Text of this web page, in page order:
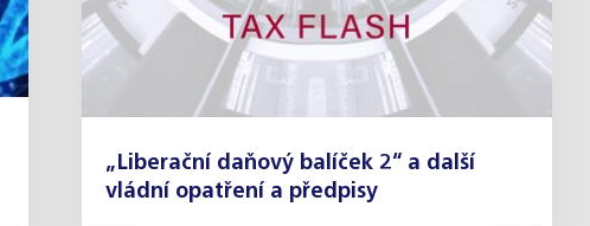
„Liberační daňový balíček 2“ a další
vládní opatření a předpisy